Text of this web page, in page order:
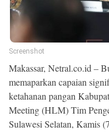
Memori
Screenshot
Makassar, Netral.co.id –
memaparkan capaian
ketahanan pangan
Meeting (HLM) Tim
Sulawesi Selatan, Kamis